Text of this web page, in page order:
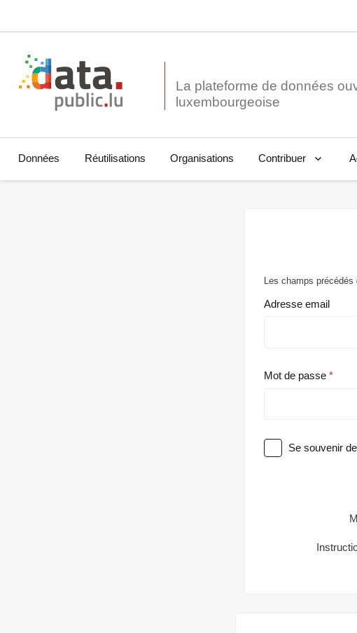
La plateforme de données
Données Réutilisations Organisations Contribuer
Les champs
Adresse email
Mot de passe
Se souvenir